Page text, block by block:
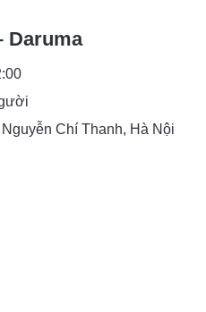
Daruma
Chí Thanh, Hà Nội